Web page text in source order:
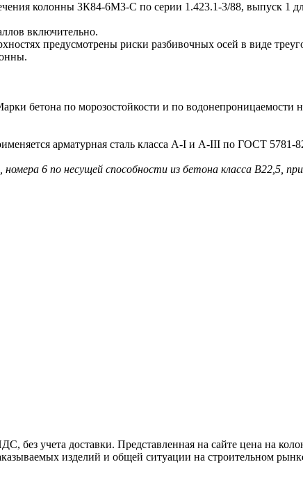
колонны 3К84-6М3-С по серии 1.423.1-3/88, выпуск 1
включительно.
предусмотрены риски разбивочных осей в виде
бетона по морозостойкости и по водонепроницаемости
арматурная сталь класса A-I и A-III по ГОСТ 5781-
6 по несущей способности из бетона класса В22,5,
учета доставки. Представленная на сайте цена на
изделий и общей ситуации на строительном